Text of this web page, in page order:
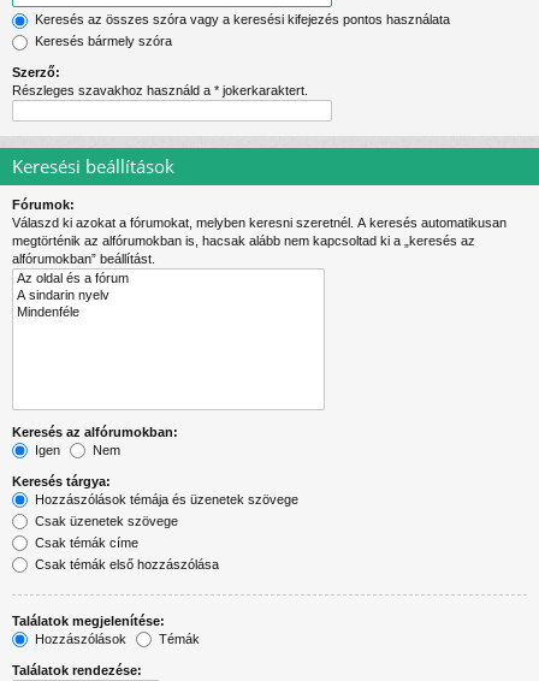
Keresés az összes szóra vagy a keresési kifejezés pontos használata
Keresés bármely szóra
Szerző:
Részleges szavakhoz használd a * jokerkaraktert.
Keresési beállítások
Fórumok:
Válaszd ki azokat a fórumokat, melyben keresni szeretnél. A keresés automatikusan
megtörténik az alfórumokban is, hacsak alább nem kapcsoltad ki a „keresés az
alfórumokban” beállítást.
Keresés az alfórumokban:
Igen
Nem
Keresés tárgya:
Hozzászólások témája és üzenetek szövege
Csak üzenetek szövege
Csak témák címe
Csak témák első hozzászólása
Találatok megjelenítése:
Hozzászólások
Témák
Találatok rendezése: